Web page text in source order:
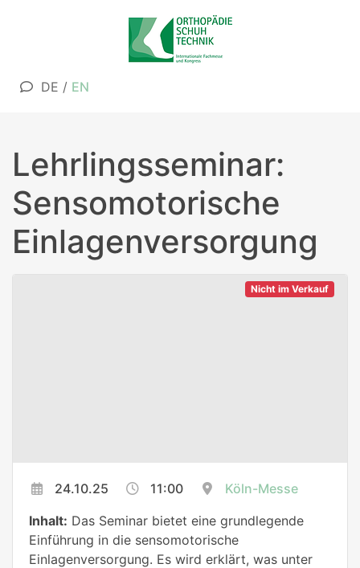
DE / EN
Lehrlingsseminar:
Sensomotorische
Einlagenversorgung
Nicht im Verkauf
24.10.25 11:00
Köln-Messe
Inhalt: Das Seminar bietet eine grundlegende
Einführung in die sensomotorische
Einlagenversorgung. Es wird erklärt, was unter